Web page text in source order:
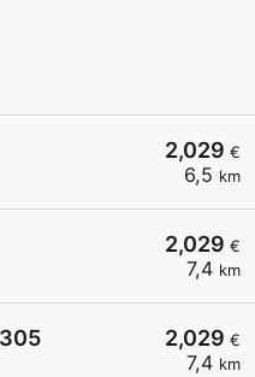
2,029 €
6,5 km
2,029 €
7,4 km
2,029 €
7,4 km